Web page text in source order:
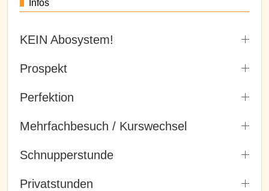
Infos
KEIN Abosystem!
Prospekt
Perfektion
Mehrfachbesuch / Kurswechsel
Schnupperstunde
Privatstunden